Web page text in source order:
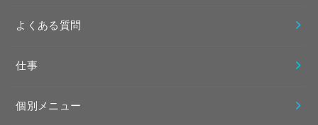
よくある質問
仕事
個別メニュー